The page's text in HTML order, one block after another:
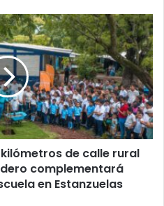
de calle rural
complementará
en Estanzuelas